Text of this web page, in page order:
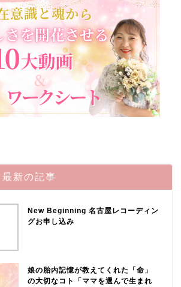
新の記事
New Beginning 名古屋レコーディン
グお申し込み
娘の胎内記憶が教えてくれた「命」
の大切なコト「ママを選んで生まれ